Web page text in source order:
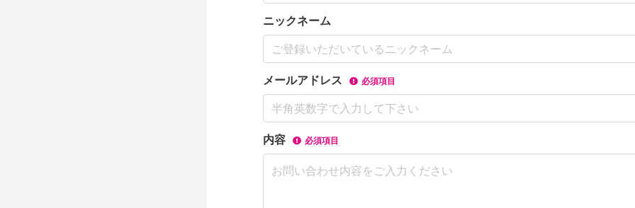
ニックネーム
メールアドレス 必須項目
内容 必須項目